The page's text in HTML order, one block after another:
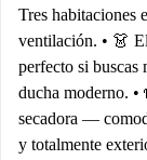
Tres habitaciones
ventilación. • 👗
perfecto si buscas
ducha moderno.
secadora —
y totalmente